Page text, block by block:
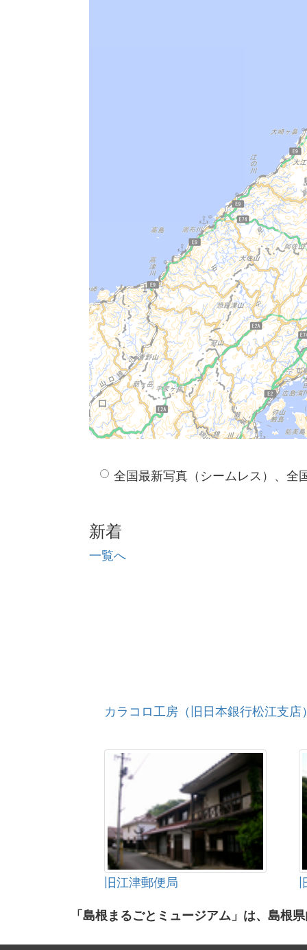
全国最新写真（シームレス）、全
新着
一覧へ
カラコロ工房（旧日本銀行松江支店
旧江津郵便局
「島根まるごとミュージアム」は、島根